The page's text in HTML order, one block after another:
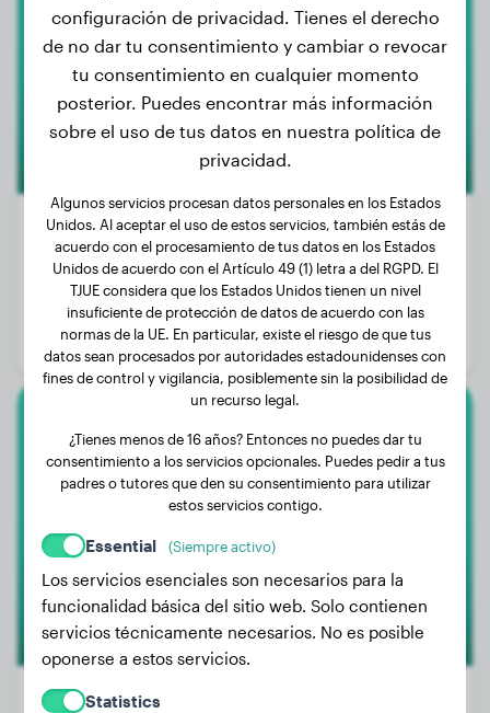
Nova
Peso:
13 kg
Edad:
3 años, 3 meses
Género:
Perra
Cane Corso
DAY
configuración de privacidad. Tienes el derecho
de no dar tu consentimiento y cambiar o revocar
tu consentimiento en cualquier momento
posterior. Puedes encontrar más información
sobre el uso de tus datos en nuestra política de
privacidad.
Algunos servicios procesan datos personales en los Estados
Unidos. Al aceptar el uso de estos servicios, también estás de
acuerdo con el procesamiento de tus datos en los Estados
Unidos de acuerdo con el Artículo 49 (1) letra a del RGPD. El
TJUE considera que los Estados Unidos tienen un nivel
insuficiente de protección de datos de acuerdo con las
normas de la UE. En particular, existe el riesgo de que tus
datos sean procesados por autoridades estadounidenses con
fines de control y vigilancia, posiblemente sin la posibilidad de
un recurso legal.
¿Tienes menos de 16 años? Entonces no puedes dar tu
consentimiento a los servicios opcionales. Puedes pedir a tus
padres o tutores que den su consentimiento para utilizar
estos servicios contigo.
Essential (Siempre activo)
Los servicios esenciales son necesarios para la
funcionalidad básica del sitio web. Solo contienen
servicios técnicamente necesarios. No es posible
oponerse a estos servicios.
Statistics